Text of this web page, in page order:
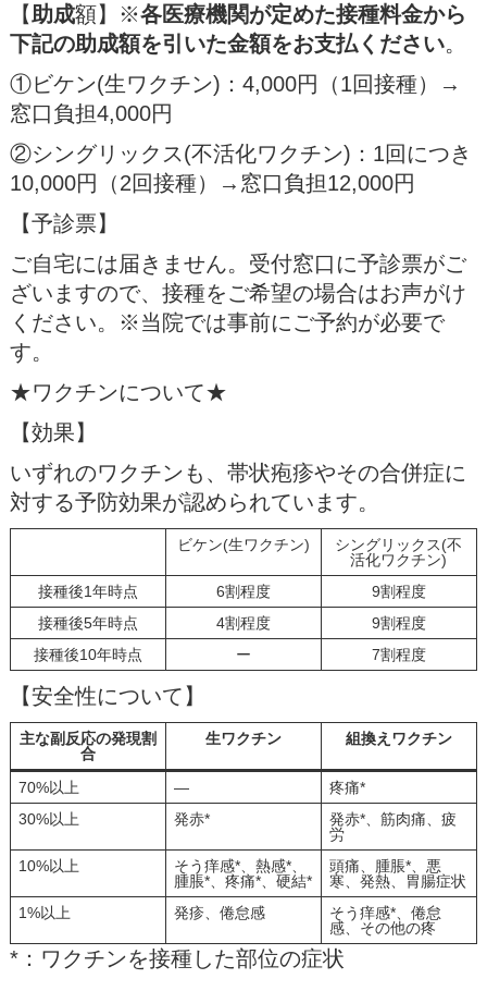
【助成額】※各医療機関が定めた接種料金から
下記の助成額を引いた金額をお支払ください。
①ビケン(生ワクチン)：4,000円（1回接種）→
窓口負担4,000円
②シングリックス(不活化ワクチン)：1回につき
10,000円（2回接種）→窓口負担12,000円
【予診票】
ご自宅には届きません。受付窓口に予診票がご
ざいますので、接種をご希望の場合はお声がけ
ください。※当院では事前にご予約が必要で
す。
★ワクチンについて★
【効果】
いずれのワクチンも、帯状疱疹やその合併症に
対する予防効果が認められています。
ビケン(生ワクチン)
シングリックス(不
活化ワクチン)
接種後1年時点
6割程度
9割程度
接種後5年時点
4割程度
9割程度
接種後10年時点
ー 7割程度
【安全性について】
主な副反応の発現割
合
生ワクチン 組換えワクチン
70%以上 ―
疼痛*
30%以上
発赤*
発赤*、筋肉痛、疲
労
10%以上
そう痒感*、熱感*、
腫脹*、疼痛*、硬結*
頭痛、腫脹*、悪
寒、発熱、胃腸症状
1%以上
発疹、倦怠感
そう痒感*、倦怠
感、その他の疼
*：ワクチンを接種した部位の症状